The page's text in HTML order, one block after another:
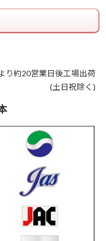
り約20営業日後工場出荷
(土日祝除く)